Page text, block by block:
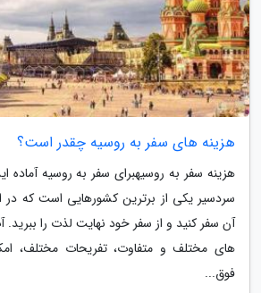
هزینه های سفر به روسیه چقدر است؟
هزینه سفر به روسیهبرای سفر به روسیه آماده
سردسیر یکی از برترین کشورهایی است که
آن سفر کنید و از سفر خود نهایت لذت را
های مختلف و متفاوت، تفریحات مختلف،
فوق...